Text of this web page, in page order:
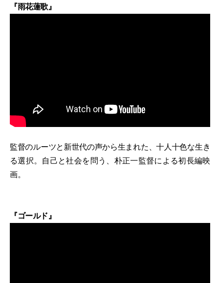
『雨花蓮歌』
監督のルーツと新世代の声から生まれた、十人十色な生き
る選択。自己と社会を問う、朴正一監督による初長編映
画。
『ゴールド』